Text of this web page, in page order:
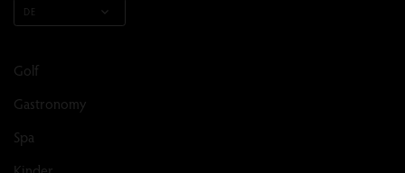
DE
Golf
Gastronomy
Spa